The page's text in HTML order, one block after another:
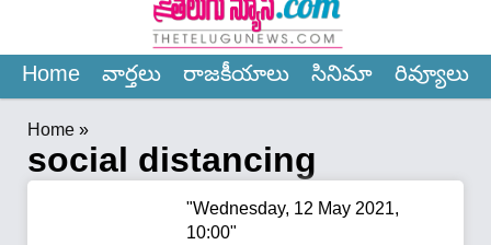
Home వార్త‌లు రాజ‌కీయాలు సినిమా రివ్యూలు
Home »
social distancing
"Wednesday, 12 May 2021,
10:00"